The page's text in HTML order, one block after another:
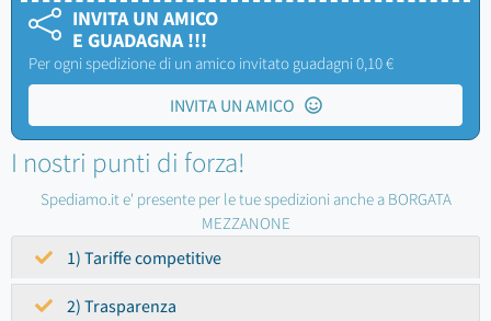
INVITA UN AMICO
E GUADAGNA !!!
Per ogni spedizione di un amico invitato guadagni 0,10 €
INVITA UN AMICO
I nostri punti di forza!
Spediamo.it e' presente per le tue spedizioni anche a BORGATA
MEZZANONE
1) Tariffe competitive
2) Trasparenza